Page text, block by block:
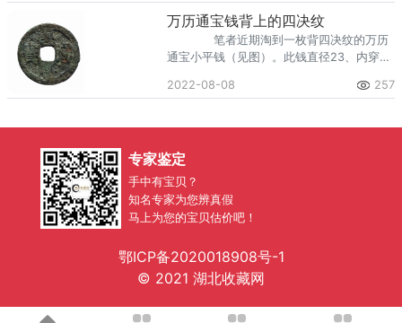
后，由于币制复杂混乱，导致民间交易很不
顺畅，在一定程...
万历通宝钱背上的四决纹
笔者近期淘到一枚背四决纹的万历
通宝小平钱（见图）。此钱直径23、内穿
四决纹特征明显，四条放射状线条较长，几
《简明古...
2022-08-08 257
专家鉴定
手中有宝贝？
知名专家为您辨真假
马上为您的宝贝估价吧！
鄂ICP备2020018908号-1
© 2021 湖北收藏网